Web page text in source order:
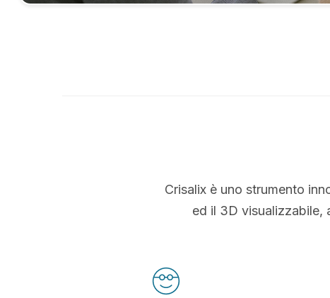
Crisalix è uno strumento
ed il 3D visualizzabile,